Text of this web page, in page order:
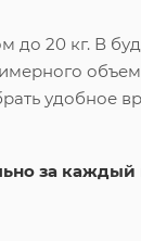
до 20 кг. В
удобное
за